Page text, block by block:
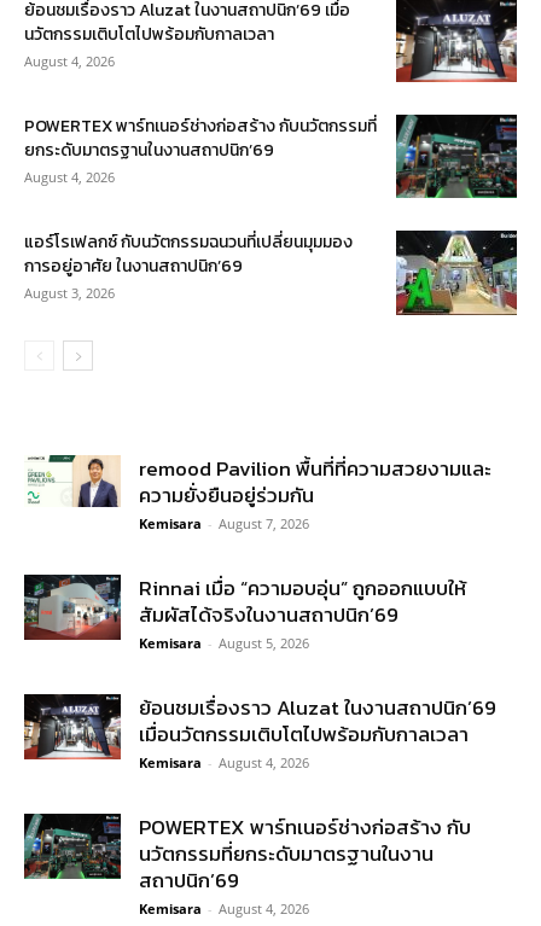
ย้อนชมเรื่องราว Aluzat ในงานสถาปนิก’69 เมื่อ
นวัตกรรมเติบโตไปพร้อมกับกาลเวลา
August 4, 2026
POWERTEX พาร์ทเนอร์ช่างก่อสร้าง กับนวัตกรรมที่
ยกระดับมาตรฐานในงานสถาปนิก’69
August 4, 2026
แอร์โรเฟลกซ์ กับนวัตกรรมฉนวนที่เปลี่ยนมุมมอง
การอยู่อาศัย ในงานสถาปนิก’69
August 3, 2026
remood Pavilion พื้นที่ที่ความสวยงามและ
ความยั่งยืนอยู่ร่วมกัน
Kemisara - August 7, 2026
Rinnai เมื่อ “ความอบอุ่น” ถูกออกแบบให้
สัมผัสได้จริงในงานสถาปนิก’69
Kemisara - August 5, 2026
ย้อนชมเรื่องราว Aluzat ในงานสถาปนิก’69
เมื่อนวัตกรรมเติบโตไปพร้อมกับกาลเวลา
Kemisara - August 4, 2026
POWERTEX พาร์ทเนอร์ช่างก่อสร้าง กับ
นวัตกรรมที่ยกระดับมาตรฐานในงาน
สถาปนิก’69
Kemisara - August 4, 2026